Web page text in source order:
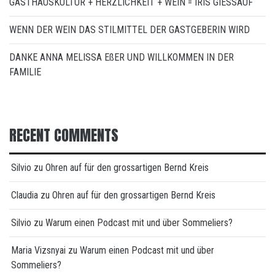
WENN DER WEIN DAS STILMITTEL DER GASTGEBERIN WIRD
DANKE ANNA MELISSA EßER UND WILLKOMMEN IN DER
FAMILIE
RECENT COMMENTS
Silvio zu Ohren auf für den grossartigen Bernd Kreis
Claudia zu Ohren auf für den grossartigen Bernd Kreis
Silvio zu Warum einen Podcast mit und über Sommeliers?
Maria Vizsnyai zu Warum einen Podcast mit und über
Sommeliers?